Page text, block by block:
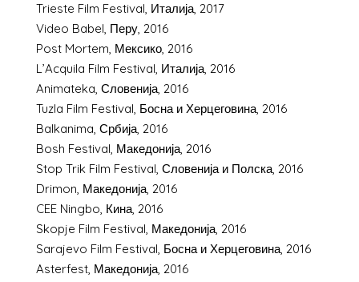
Trieste Film Festival, Италија, 2017
Video Babel, Перу, 2016
Post Mortem, Мексико, 2016
L’Acquila Film Festival, Италија, 2016
Animateka, Словенија, 2016
Tuzla Film Festival, Босна и Херцеговина, 2016
Balkanima, Србија, 2016
Bosh Festival, Македонија, 2016
Stop Trik Film Festival, Словенија и Полска, 2016
Drimon, Македонија, 2016
CEE Ningbo, Кина, 2016
Skopje Film Festival, Македонија, 2016
Sarajevo Film Festival, Босна и Херцеговина, 2016
Asterfest, Македонија, 2016